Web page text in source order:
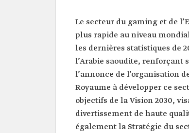
Le secteur du gaming et de
plus rapide au niveau
les dernières statistiques de
l’Arabie saoudite,
l’annonce de l’organisation
Royaume à développer ce
objectifs de la Vision 2030,
divertissement de haute
également la Stratégie du